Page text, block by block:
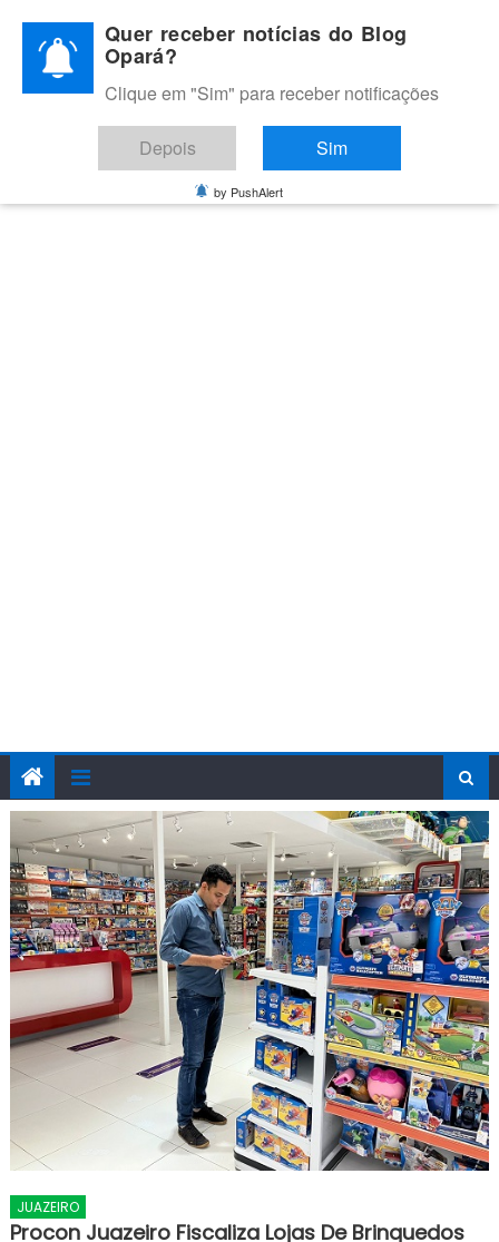
content
BLOG OPARÁ
Melhores notícias de Juazeiro, Petrolina e do Vale do São
Francisco
JUAZEIRO
Procon Juazeiro Fiscaliza Lojas De Brinquedos
Quer receber notícias do Blog
Opará?
Clique em "Sim" para receber notificações
Depois Sim
by PushAlert